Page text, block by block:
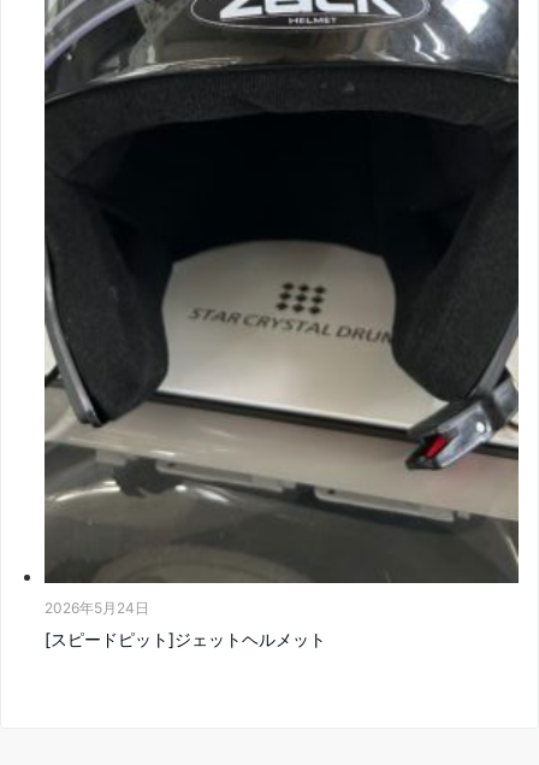
2026年5月24日
[スピードピット]ジェットヘルメット